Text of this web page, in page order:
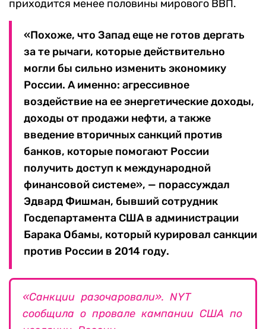
приходится менее половины мирового ВВП.
«Похоже, что Запад еще не готов дергать
за те рычаги, которые действительно
могли бы сильно изменить экономику
России. А именно: агрессивное
воздействие на ее энергетические доходы,
доходы от продажи нефти, а также
введение вторичных санкций против
банков, которые помогают России
получить доступ к международной
финансовой системе», — порассуждал
Эдвард Фишман, бывший сотрудник
Госдепартамента США в администрации
Барака Обамы, который курировал санкции
против России в 2014 году.
«Санкции разочаровали». NYT
сообщила о провале кампании США по